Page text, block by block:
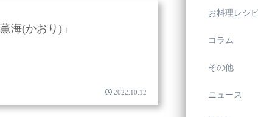
海(かおり)」
2022.10.12
お料理レシ
コラム
その他
ニュース